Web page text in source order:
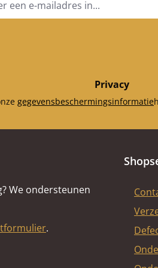
Privacy
gegevensbeschermingsinformatie
We ondersteunen
.